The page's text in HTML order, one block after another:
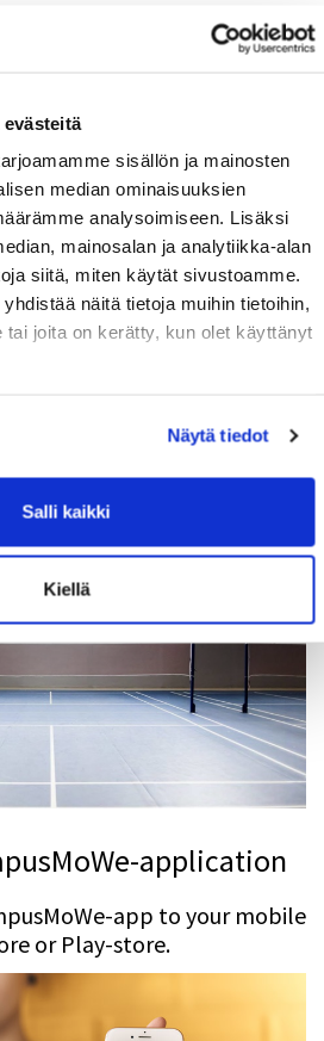
sisällön ja mainosten
median ominaisuuksien
analysoimiseen. Lisäksi
mainosalan ja analytiikka-alan
siitä, miten käytät sivustoamme.
näitä tietoja muihin tietoihin,
tai joita on kerätty, kun olet käyttänyt
Näytä tiedot
Salli kaikki
Kiellä
published on Mon 17.8.2026
Card now
for gyms
you updated with
and events!
application
app to your mobile
or Play-store.